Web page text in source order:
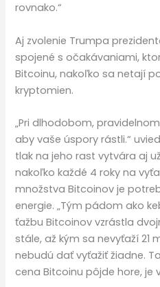
rovnako.“
Aj zvolenie Trumpa
spojené s očakávaniami,
Bitcoinu, nakoľko sa netají
kryptomien.
„Pri dlhodobom,
aby vaše úspory rástli.“
tlak na jeho rast vytvára aj
nakoľko každé 4 roky na
množstva Bitcoinov je
energie. „Tým pádom ako
ťažbu Bitcoinov vzrástla
stále, až kým sa nevyťaží 21
nebudú dať vyťažiť žiadne.
cena Bitcoinu pôjde hore, je